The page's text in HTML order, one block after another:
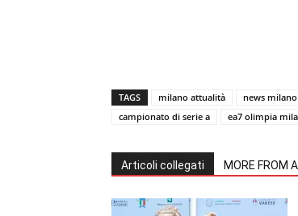
TAGS milano attualità news milano
campionato di serie a
ea7 olimpia
Articoli collegati MORE FROM